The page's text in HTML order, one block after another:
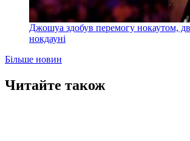
Джошуа здобув перемогу нокаутом,
нокдауні
Більше новин
Читайте також